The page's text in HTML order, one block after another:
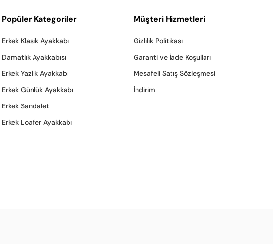
Popüler Kategoriler
Erkek Klasik Ayakkabı
Damatlık Ayakkabısı
Erkek Yazlık Ayakkabı
Erkek Günlük Ayakkabı
Erkek Sandalet
Erkek Loafer Ayakkabı
Müşteri Hizmetleri
Gizlilik Politikası
Garanti ve İade Koşulları
Mesafeli Satış Sözleşmesi
İndirim